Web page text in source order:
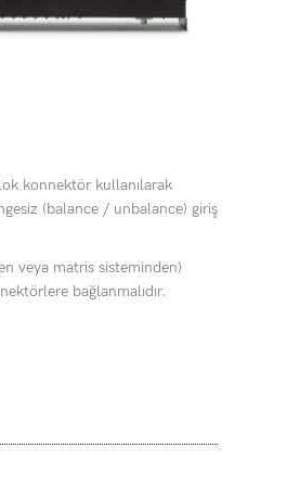
konnektör kullanılarak
(balance / unbalance) giriş
veya matris sisteminden)
bağlanmalıdır.